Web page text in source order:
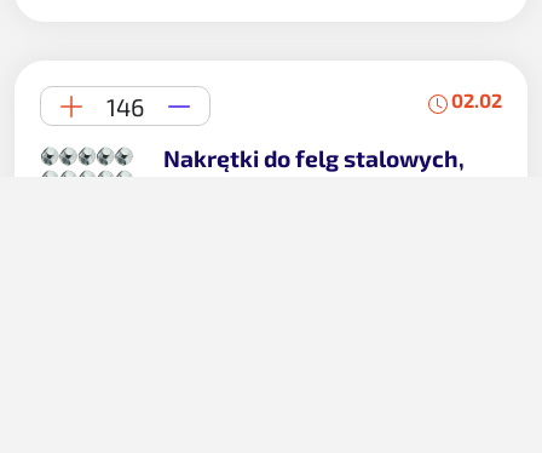
146 02.02
Nakrętki do felg stalowych,